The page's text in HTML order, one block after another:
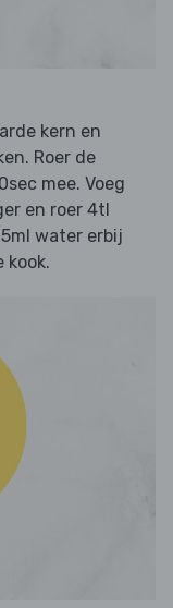
kern en
Roer de
mee. Voeg
en roer 4tl
water erbij
kook.